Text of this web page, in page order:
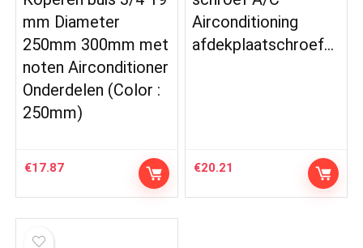
mm Diameter
250mm 300mm met
noten Airconditioner
Onderdelen (Color :
250mm)
€17.87
Airconditioning
afdekplaatschroef…
€20.21